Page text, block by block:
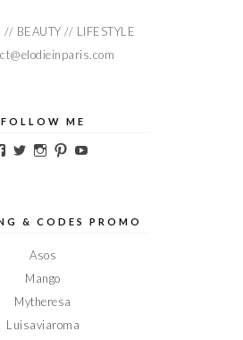
// BEAUTY // LIFESTYLE
FOLLOW ME
Voir
sur
Voir
sur
Voir
sur
Voir
sur sur
& CODES PROMO
Asos
Mango
Mytheresa
Luisaviaroma